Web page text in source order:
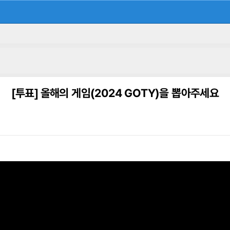
[투표]올해의 게임(2024 GOTY)을 뽑아주세요